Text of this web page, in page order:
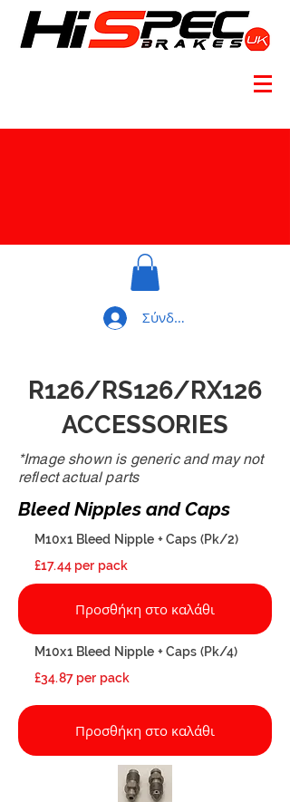
Σύνδεση
R126/RS126/RX126
ACCESSORIES
*Image shown is generic and may not
reflect actual parts
Bleed Nipples and Caps
M10x1 Bleed Nipple + Caps (Pk/2)
£17.44 per pack
Προσθήκη στο καλάθι
M10x1 Bleed Nipple + Caps (Pk/4)
£34.87 per pack
Προσθήκη στο καλάθι